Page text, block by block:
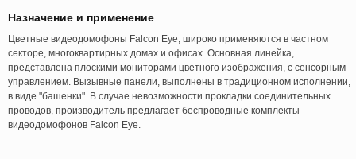
Назначение и применение
Цветные видеодомофоны Falcon Eye, широко применяются в частном
секторе, многоквартирных домах и офисах. Основная линейка,
представлена плоскими мониторами цветного изображения, с сенсорным
управлением. Вызывные панели, выполнены в традиционном исполнении,
в виде "башенки". В случае невозможности прокладки соединительных
проводов, производитель предлагает беспроводные комплекты
видеодомофонов Falcon Eye.